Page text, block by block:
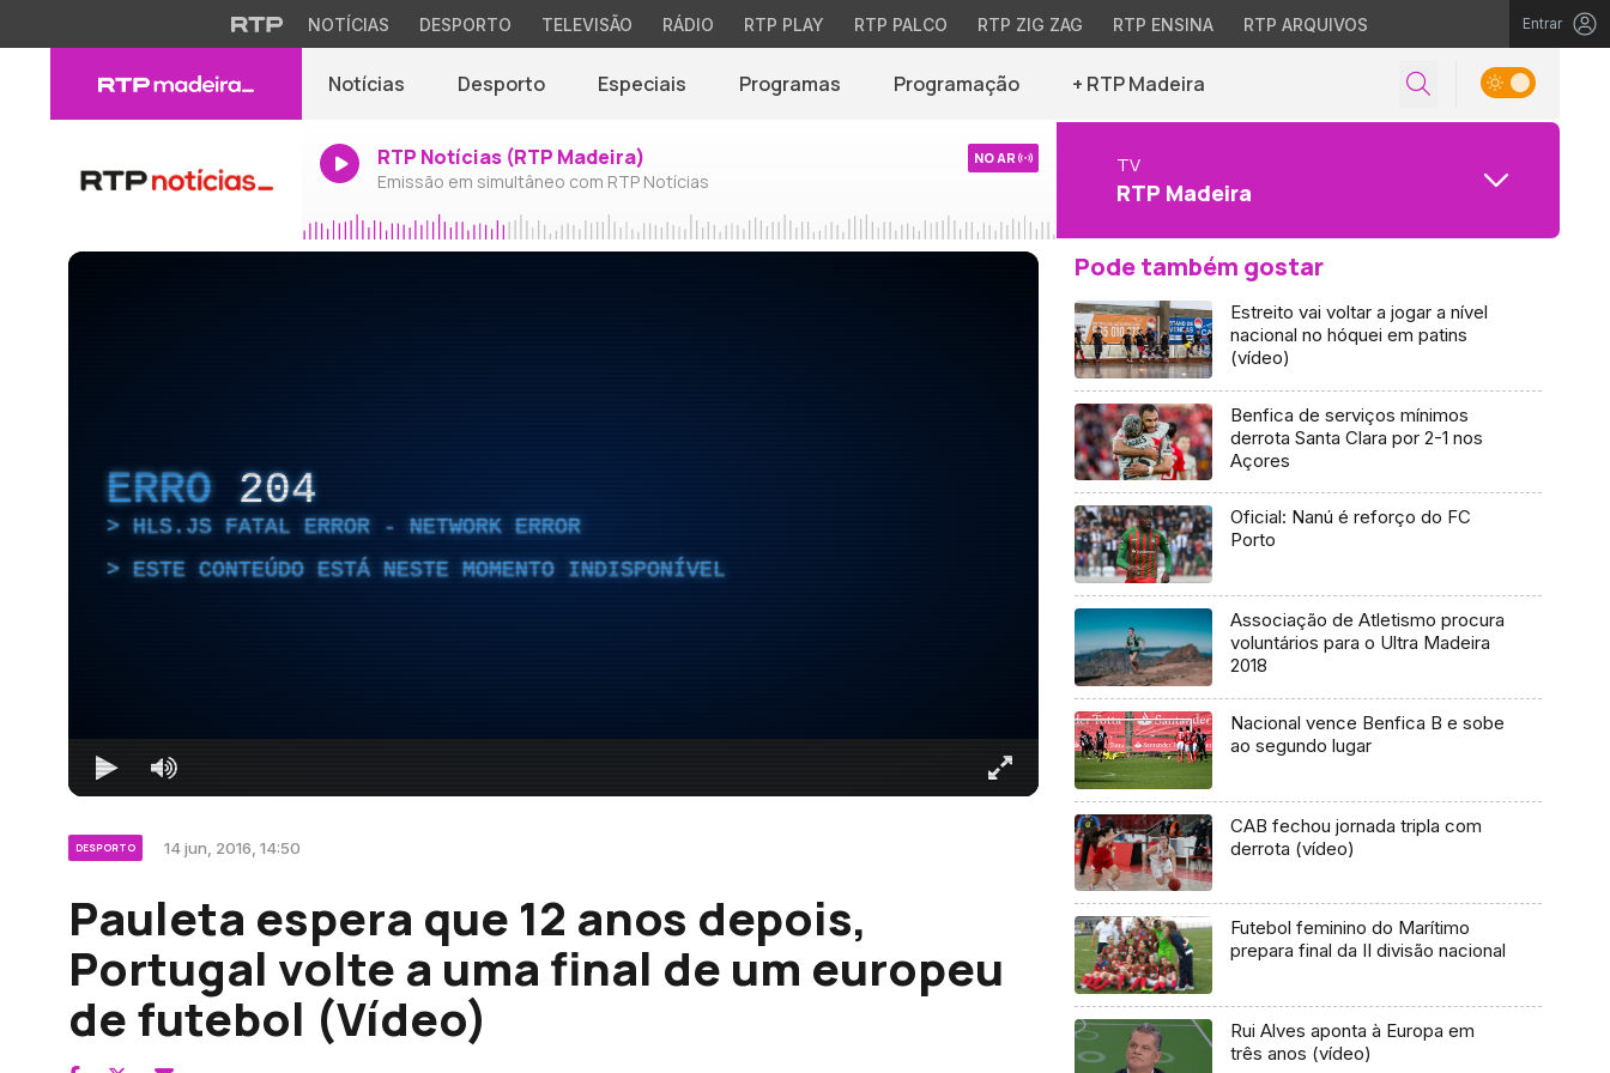
NOTÍCIAS DESPORTO TELEVISÃO RÁDIO RTP PLAY RTP PALCO RTP ZIG ZAG RTP ENSINA RTP ARQUIVOS Entrar
Notícias Desporto Especiais Programas Programação + RTP Madeira
RTP Notícias (RTP Madeira)
Emissão em simultâneo com RTP Notícias
NO AR TV
RTP Madeira
ERRO 204
HLS.JS FATAL ERROR - NETWORK ERROR
ESTE CONTEÚDO ESTÁ NESTE MOMENTO INDISPONÍVEL
DESPORTO 14 jun, 2016, 14:50
Pauleta espera que 12 anos depois,
Portugal volte a uma final de um europeu
de futebol (Vídeo)
Pode também gostar
Estreito vai voltar a jogar a nível
nacional no hóquei em patins
(vídeo)
Benfica de serviços mínimos
derrota Santa Clara por 2-1 nos
Açores
Oficial: Nanú é reforço do FC
Porto
Associação de Atletismo procura
voluntários para o Ultra Madeira
2018
Nacional vence Benfica B e sobe
ao segundo lugar
CAB fechou jornada tripla com
derrota (vídeo)
Futebol feminino do Marítimo
prepara final da II divisão nacional
Rui Alves aponta à Europa em
três anos (vídeo)